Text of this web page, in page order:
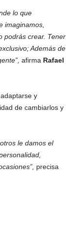
lo que
imaginamos,
podrás crear. Tener
Además de
afirma Rafael
y
de cambiarlos y
le damos el
precisa